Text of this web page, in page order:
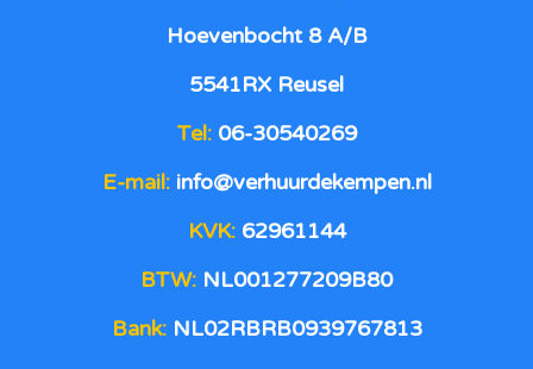
Hoevenbocht 8 A/B
5541RX Reusel
Tel: 06-30540269
E-mail: info@verhuurdekempen.nl
KVK:62961144
BTW: NL001277209B80
Bank:NL02RBRB0939767813